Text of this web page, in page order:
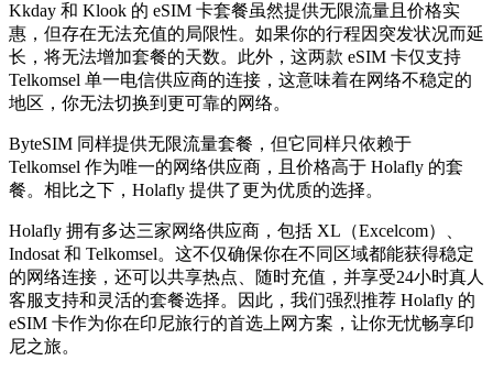
Kkday 和 Klook 的 eSIM 卡套餐虽然提供无限流量且价格实
惠，但存在无法充值的局限性。如果你的行程因突发状况而延
长，将无法增加套餐的天数。此外，这两款 eSIM 卡仅支持
Telkomsel 单一电信供应商的连接，这意味着在网络不稳定的
地区，你无法切换到更可靠的网络。
ByteSIM 同样提供无限流量套餐，但它同样只依赖于
Telkomsel 作为唯一的网络供应商，且价格高于 Holafly 的套
餐。相比之下，Holafly 提供了更为优质的选择。
Holafly 拥有多达三家网络供应商，包括 XL（Excelcom）、
Indosat 和 Telkomsel。这不仅确保你在不同区域都能获得稳定
的网络连接，还可以共享热点、随时充值，并享受24小时真人
客服支持和灵活的套餐选择。因此，我们强烈推荐 Holafly 的
eSIM 卡作为你在印尼旅行的首选上网方案，让你无忧畅享印
尼之旅。